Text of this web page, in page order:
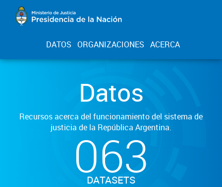
DATOS ORGANIZACIONES ACERCA
Datos
Recursos acerca del funcionamiento del sistema de
justicia de la República Argentina.
063
DATASETS